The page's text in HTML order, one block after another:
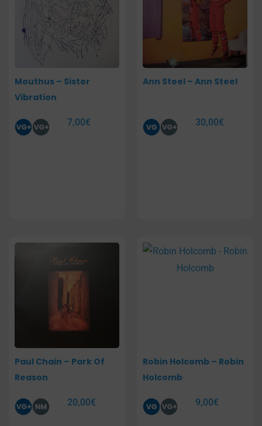
Mouthus – Sister
Vibration
7,00€
Ann Steel – Ann Steel
30,00€
Paul Chain – Park Of
Reason
20,00€
Robin Holcomb – Robin
Holcomb
9,00€